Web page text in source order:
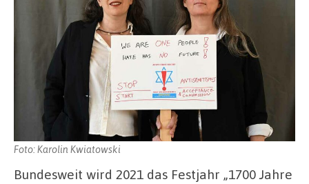
Foto: Karolin Kwiatowski
Bundesweit wird 2021 das Festjahr „1700 Jahre